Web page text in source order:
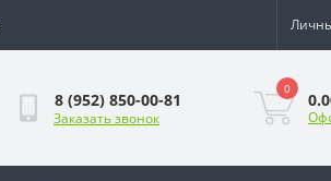
8 (952) 850-00-81
Заказать звонок
0